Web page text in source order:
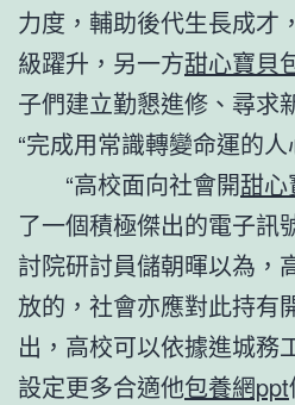
力度，輔助後代生長成才
級躍升，另一方甜心寶貝
子們建立勤懇進修、尋求
“完成用常識轉變命運的人
“高校面向社會開甜心
了一個積極傑出的電子訊
討院研討員儲朝暉以為，
放的，社會亦應對此持有
出，高校可以依據進城務
設定更多合適他包養網ppt